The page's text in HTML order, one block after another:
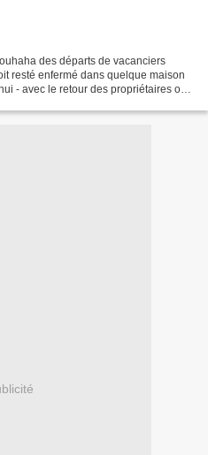
des départs de vacanciers
resté enfermé dans quelque maison
- avec le retour des propriétaires ou